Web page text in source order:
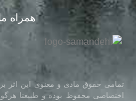
همراه
تمامی حقوق مادی و معنوی این اثر
اختصاصی محفوظ بوده و طبیعتا